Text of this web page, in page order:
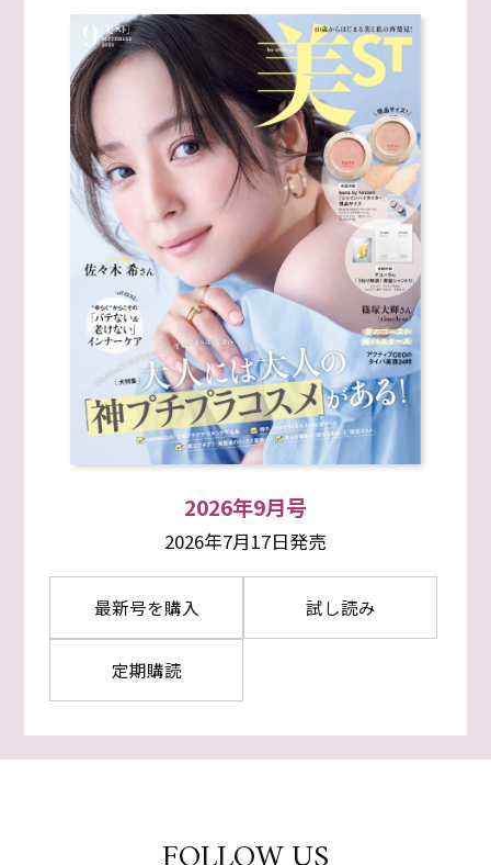
2026年9月号
2026年7月17日発売
最新号を購入 試し読み
定期購読